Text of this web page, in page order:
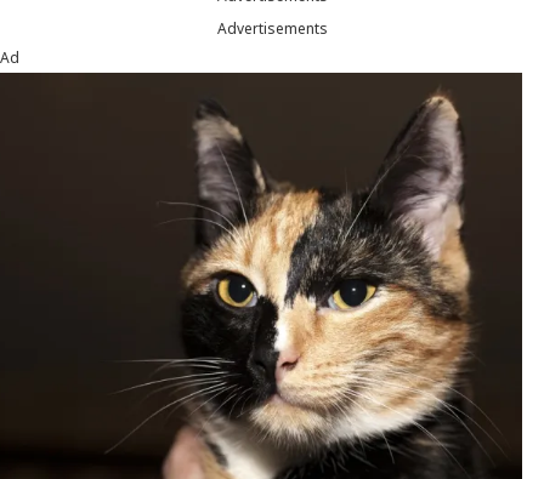
Advertisements
Ad